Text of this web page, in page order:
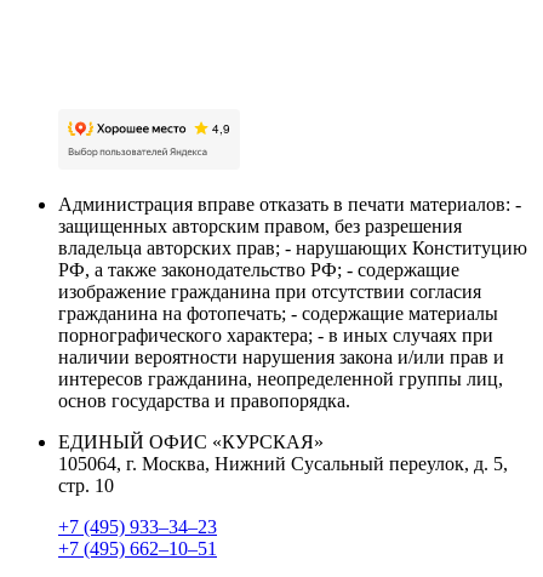
Администрация вправе отказать в печати материалов: -
защищенных авторским правом, без разрешения
владельца авторских прав; - нарушающих Конституцию
РФ, а также законодательство РФ; - содержащие
изображение гражданина при отсутствии согласия
гражданина на фотопечать; - содержащие материалы
порнографического характера; - в иных случаях при
наличии вероятности нарушения закона и/или прав и
интересов гражданина, неопределенной группы лиц,
основ государства и правопорядка.
ЕДИНЫЙ ОФИС «КУРСКАЯ»
105064, г. Москва, Нижний Сусальный переулок, д. 5,
стр. 10
+7 (495) 933–34–23
+7 (495) 662–10–51